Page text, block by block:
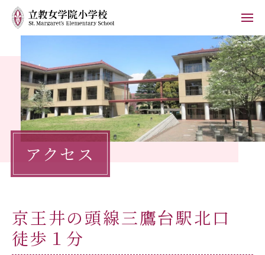
学校紹介
小学校の教育
学校生活
保護者の方へ
お知らせ
アクセス
京王井の頭線三鷹台駅北口
徒歩１分